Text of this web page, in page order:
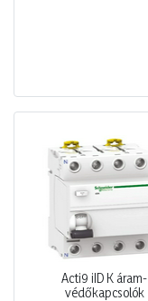
Acti9 iID K áram-
védőkapcsolók